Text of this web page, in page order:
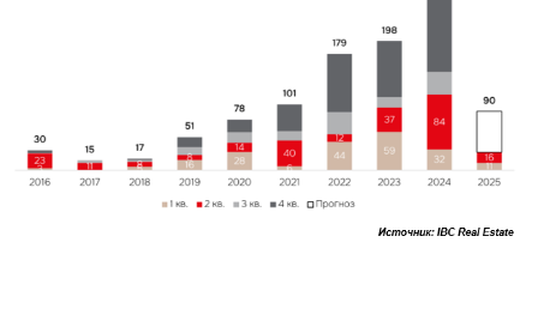
Задайте свой вопрос